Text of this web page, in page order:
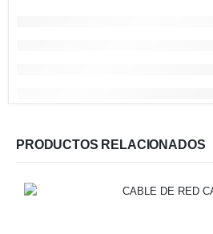
PRODUCTOS RELACIONADOS